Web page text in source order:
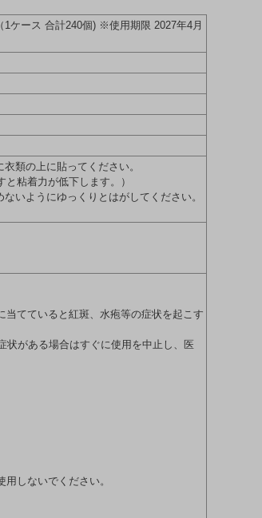
ース 合計240個) ※使用期限 2027年4月
類の上に貼ってください。
粘着力が低下します。）
いようにゆっくりとはがしてください。
てていると紅斑、水疱等の症状を起こす
がある場合はすぐに使用を中止し、医
しないでください。